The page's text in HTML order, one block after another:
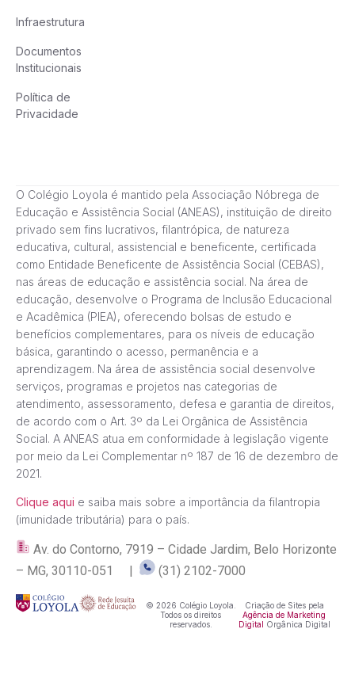
Infraestrutura
Documentos
Institucionais
Política de
Privacidade
O Colégio Loyola é mantido pela Associação Nóbrega de
Educação e Assistência Social (ANEAS), instituição de direito
privado sem fins lucrativos, filantrópica, de natureza
educativa, cultural, assistencial e beneficente, certificada
como Entidade Beneficente de Assistência Social (CEBAS),
nas áreas de educação e assistência social. Na área de
educação, desenvolve o Programa de Inclusão Educacional
e Acadêmica (PIEA), oferecendo bolsas de estudo e
benefícios complementares, para os níveis de educação
básica, garantindo o acesso, permanência e a
aprendizagem. Na área de assistência social desenvolve
serviços, programas e projetos nas categorias de
atendimento, assessoramento, defesa e garantia de direitos,
de acordo com o Art. 3º da Lei Orgânica de Assistência
Social. A ANEAS atua em conformidade à legislação vigente
por meio da Lei Complementar nº 187 de 16 de dezembro de
2021.
Clique aqui e saiba mais sobre a importância da filantropia
(imunidade tributária) para o país.
Av. do Contorno, 7919 – Cidade Jardim, Belo Horizonte
– MG, 30110-051 |
(31) 2102-7000
© 2026 Colégio Loyola.
Todos os direitos
reservados.
Criação de Sites pela
Agência de Marketing
Digital Orgânica Digital